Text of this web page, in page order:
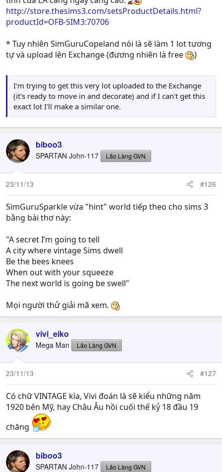
http://store.thesims3.com/setsProductDetails.html?
productId=OFB-SIM3:70706
* Tuy nhiên SimGuruCopeland nói là sẽ làm 1 lot tương
tự và upload lên Exchange (đương nhiên là free
)
I'm trying to get this very lot uploaded to the Exchange
(it's ready to move in and decorate) and if I can't get this
exact lot I'll make a similar one.
biboo3
SPARTAN John-117 Lão Làng GVN
23/11/13 #126
SimGuruSparkle vừa "hint" world tiếp theo cho sims 3
bằng bài thơ này:
"A secret I’m going to tell
A city where vintage Sims dwell
Be the bees knees
When out with your squeeze
The next world is going be swell"
Mọi người thử giải mã xem.
vivi_eiko
Mega Man Lão Làng GVN
23/11/13 #127
Có chữ VINTAGE kìa, Vivi đoán là sẽ kiểu những năm
1920 bên Mỹ, hay Châu Âu hồi cuối thế kỷ 18 đầu 19
chăng
biboo3
SPARTAN John-117 Lão Làng GVN